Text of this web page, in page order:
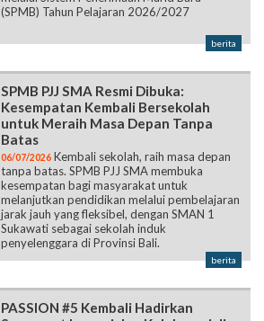
(SPMB) Tahun Pelajaran 2026/2027
berita
SPMB PJJ SMA Resmi Dibuka:
Kesempatan Kembali Bersekolah
untuk Meraih Masa Depan Tanpa
Batas
06/07/2026 Kembali sekolah, raih masa depan
tanpa batas. SPMB PJJ SMA membuka
kesempatan bagi masyarakat untuk
melanjutkan pendidikan melalui pembelajaran
jarak jauh yang fleksibel, dengan SMAN 1
Sukawati sebagai sekolah induk
penyelenggara di Provinsi Bali.
berita
PASSION #5 Kembali Hadirkan